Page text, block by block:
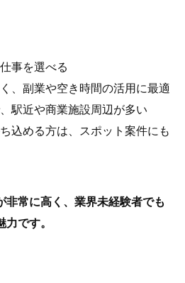
事を選べる
、副業や空き時間の活用に最適
駅近や商業施設周辺が多い
込める方は、スポット案件にも
非常に高く、業界未経験者でも
です。